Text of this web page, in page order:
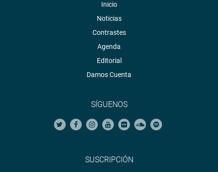
Inicio
Noticias
Contrastes
Agenda
Editorial
Damos Cuenta
SÍGUENOS
SUSCRIPCIÓN